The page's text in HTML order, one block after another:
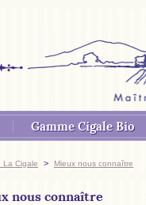
Gamme Cigale Bio
La Cigale > Mieux nous connaître
nous connaître